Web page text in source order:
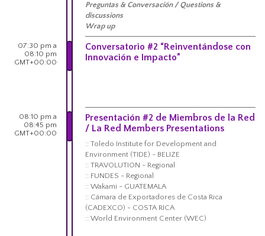
Preguntas & Conversación / Questions &
discussions
Wrap up
07:30 pm a
08:10 pm
GMT+00:00
Conversatorio #2 “Reinventándose con
Innovación e Impacto”
08:10 pm a
08:45 pm
GMT+00:00
Presentación #2 de Miembros de la Red
/ La Red Members Presentations
:: Toledo Institute for Development and
Environment (TIDE) - BELIZE
:: TRAVOLUTION - Regional
:: FUNDES - Regional
:: Wakami - GUATEMALA
:: Cámara de Exportadores de Costa Rica
(CADEXCO) - COSTA RICA
:: World Environment Center (WEC)